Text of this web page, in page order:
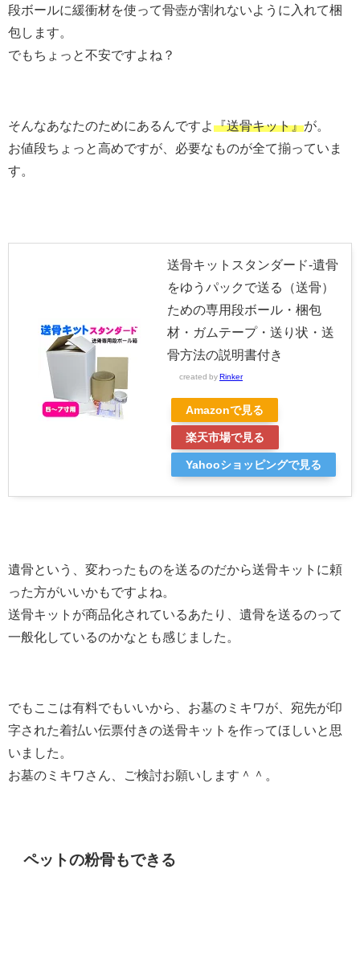
段ボールに緩衝材を使って骨壺が割れないように入れて梱
包します。
でもちょっと不安ですよね？
そんなあなたのためにあるんですよ『送骨キット』が。
お値段ちょっと高めですが、必要なものが全て揃っていま
す。
送骨キットスタンダード-遺骨
をゆうパックで送る（送骨）
ための専用段ボール・梱包
材・ガムテープ・送り状・送
骨方法の説明書付き
created by Rinker
Amazonで見る
楽天市場で見る
Yahooショッピングで見る
遺骨という、変わったものを送るのだから送骨キットに頼
った方がいいかもですよね。
送骨キットが商品化されているあたり、遺骨を送るのって
一般化しているのかなとも感じました。
でもここは有料でもいいから、お墓のミキワが、宛先が印
字された着払い伝票付きの送骨キットを作ってほしいと思
いました。
お墓のミキワさん、ご検討お願いします＾＾。
ペットの粉骨もできる